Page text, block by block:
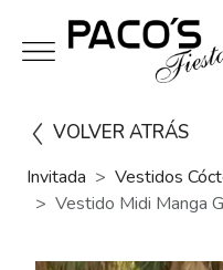
VOLVER ATRÁS
Invitada
Vestidos
Vestido Midi Manga